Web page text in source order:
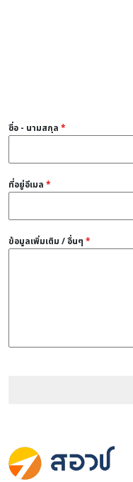
ชื่อ - นามสกุล *
ที่อยู่อีเมล *
ข้อมูลเพิ่มเติม / อื่นๆ *